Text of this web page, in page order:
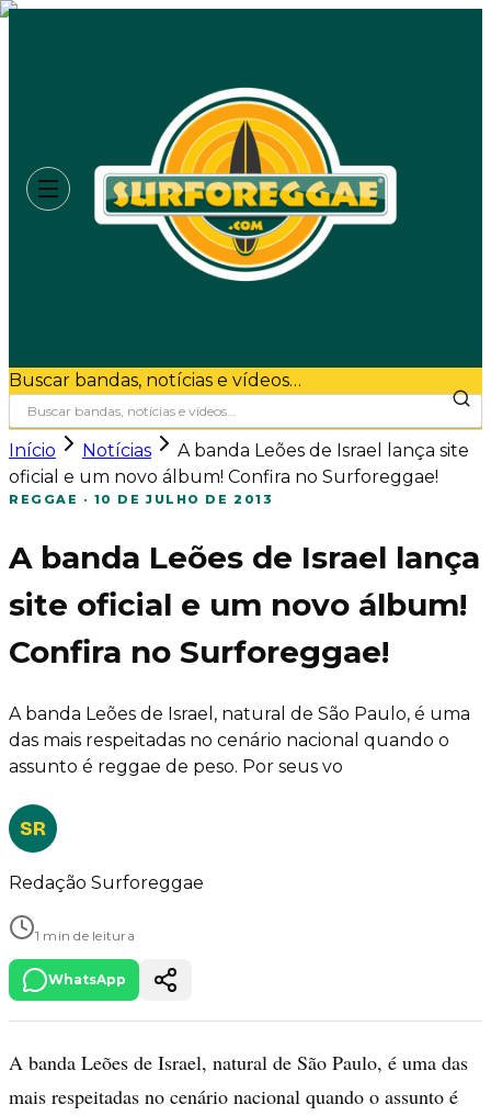
Buscar bandas, notícias e vídeos…
Início Notícias
A banda Leões de Israel lança site
oficial e um novo álbum! Confira no Surforeggae!
REGGAE · 10 DE JULHO DE 2013
A banda Leões de Israel lança
site oficial e um novo álbum!
Confira no Surforeggae!
A banda Leões de Israel, natural de São Paulo, é uma
das mais respeitadas no cenário nacional quando o
assunto é reggae de peso. Por seus vo
SR
Redação Surforeggae
1 min de leitura
WhatsApp
A banda Leões de Israel, natural de São Paulo, é uma das
mais respeitadas no cenário nacional quando o assunto é